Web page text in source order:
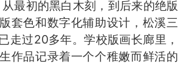
最初的黑白木刻，到后来的绝版
套色和数字化辅助设计，松溪三
走过20多年。学校版画长廊里，
作品记录着一个个稚嫩而鲜活的